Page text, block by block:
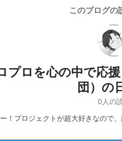
このブログの
プロを心の中で応
団）の
0人の
！プロジェクトが超大好きなので